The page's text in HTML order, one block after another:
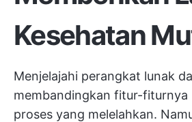
Kesehatan
Menjelajahi perangkat lunak
membandingkan fitur-fiturnya
proses yang melelahkan.